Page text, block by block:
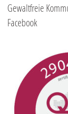
Gewaltfreie
Facebook